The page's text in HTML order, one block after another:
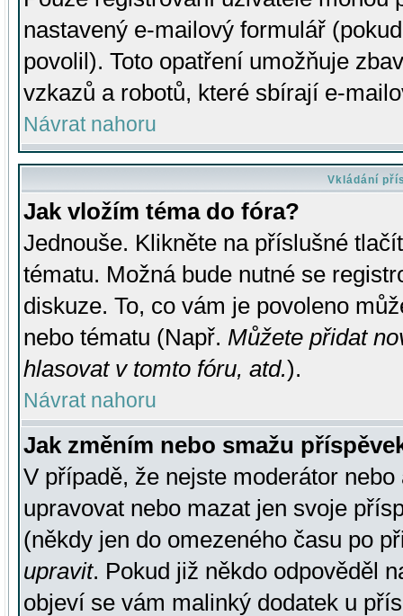
nastavený e-mailový formulář
povolil). Toto opatření umožňuje
vzkazů a robotů, které sbírají e-
Návrat nahoru
Vkládání
Jak vložím téma do fóra?
Jednouše. Klikněte na příslušné
tématu. Možná bude nutné se
diskuze. To, co vám je povoleno
nebo tématu (Např. Můžete přidat
hlasovat v tomto fóru, atd.).
Návrat nahoru
Jak změním nebo smažu
V případě, že nejste moderátor
upravovat nebo mazat jen svoje
(někdy jen do omezeného času po
upravit. Pokud již někdo odpověděl
objeví se vám malinký dodatek u